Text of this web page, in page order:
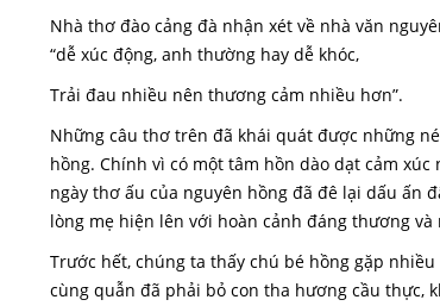
Nhà thơ đào cảng đà nhận xét về nhà văn
“dễ xúc động, anh thường hay dễ khóc,
Trải đau nhiều nên thương cảm nhiều hơn”.
Những câu thơ trên đã khái quát được những
hồng. Chính vì có một tâm hồn dào dạt cảm
ngày thơ ấu của nguyên hồng đã đê lại dấu ấn
lòng mẹ hiện lên với hoàn cảnh đáng thương
Trước hết, chúng ta thấy chú bé hồng gặp
cùng quẫn đã phải bỏ con tha hương cầu thực,